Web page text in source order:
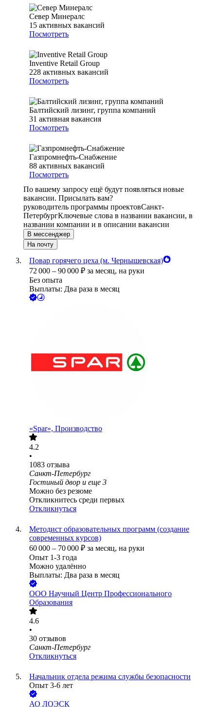
Север Минералс
15 активных вакансий
Посмотреть
Inventive Retail Group
228 активных вакансий
Посмотреть
Балтийский лизинг, группа компаний
31 активная вакансия
Посмотреть
Газпромнефть-Снабжение
88 активных вакансий
Посмотреть
По вашему запросу ещё будут появляться новые
вакансии. Присылать вам?
руководитель программы проектовСанкт-
ПетербургКлючевые слова в названии вакансии, в
названии компании и в описании вакансии
В мессенджер
На почту
Повар горячего цеха (м. Чернышевская)
72 000 – 90 000 ₽ за месяц, на руки
Без опыта
Выплаты: Два раза в месяц
«Spar», Производство
4.2
•
1083 отзыва
Санкт-Петербург
Гостиный двор и еще 3
Можно без резюме
Откликнитесь среди первых
Откликнуться
Методист образовательных программ (создание
современных курсов)
60 000 – 70 000 ₽ за месяц, на руки
Опыт 1-3 года
Можно удалённо
Выплаты: Два раза в месяц
ООО Научный Центр Профессионального
Образования
4.6
•
30 отзывов
Санкт-Петербург
Откликнуться
Начальник отдела режима службы безопасности
Опыт 3-6 лет
АО ЛОЭСК